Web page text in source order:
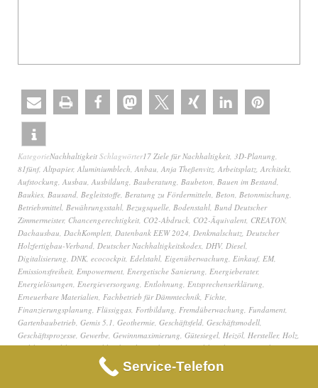
KategorieNachhaltigkeit Schlagwörter17 Ziele für Nachhaltigkeit, 3D-Planung,
81fünf, Altpapier, Aluminiumblech, Anbau, Anja Theßenvitz, Arbeitsplatz, Architekt,
Aufstockung, Ausbau, Ausbildung, Bauberatung, Baubeton, Bauen im Bestand,
Baukies, Bausand, Begleitstoffe, Beratung zu Fördermitteln, Beton, Betonmischung,
Betriebsmittel, Bewährungsstahl, Bezugsquelle, Bodenstahl, Bund Deutscher
Zimmermeister, Chancengerechtigkeit, CO2-Abdruck, CO2-Äquivalent, CREATON,
Dachausbau, DachKomplett, Datenbank EEW 2024, Denkmalschutz, Deutscher
Holzfertigbau-Verband, Deutscher Nachhaltigkeitskodex, DHV, Diesel,
Digitalisierung, DNK, ecocockpit, Edelstahl, Eigenüberwachung, Einkauf, EM,
Emissionsfreiheit, Empowerment, Energetische Sanierung, Energieberater,
Energielösungen, Energieversorgung, Entlohnung, Entsprechenserklärung,
Erneuerbare Materialien, Fachbetrieb für Dämmtechnik, Fichte,
Finanzierungsplanung, Flüssiggas, Fortbildung, Fremdüberwachung, Fundament,
Gartenbaubetrieb, Gemis 5.1, Geothermie, Geschäftsfeld, Geschäftsmodell,
Geschäftsprozesse, Gewerbe, Gewinnmaximierung, Gütesiegel, Heizöl, Hersteller, Holz,
Holzbau,Holzbau Deutschland,Holzfaserdämmung,Holzhausbau,Infrastruktur,
Innovation und Infrastruktur , IT-Dienstleister,
klimaneutral wirtschaften, Klimaneutraler Betrieb
Service-Telefon